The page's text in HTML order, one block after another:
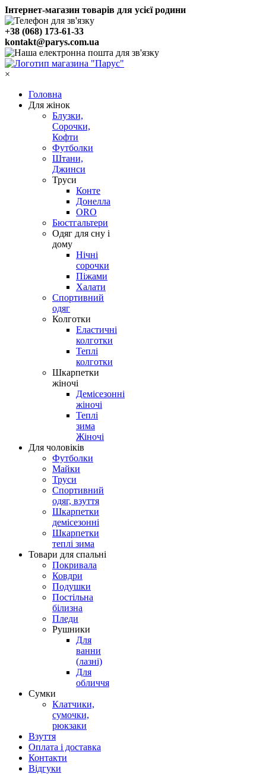
Інтернет-магазин товарів для усієї родини
+38 (068) 173-61-33
kontakt@parys.com.ua
×
Головна
Для жінок
Блузки,
Сорочки,
Кофти
Футболки
Штани,
Джинси
Труси
Конте
Донелла
ORO
Бюстгальтери
Одяг для сну і
дому
Нічні
сорочки
Піжами
Халати
Спортивний
одяг
Колготки
Еластичні
колготки
Теплі
колготки
Шкарпетки
жіночі
Демісезонні
жіночі
Теплі
зима
Жіночі
Для чоловіків
Футболки
Майки
Труси
Спортивний
одяг, взуття
Шкарпетки
демісезонні
Шкарпетки
теплі зима
Товари для спальні
Покривала
Ковдри
Подушки
Постільна
білизна
Пледи
Рушники
Для
ванни
(лазні)
Для
обличчя
Сумки
Клатчики,
сумочки,
рюкзаки
Взуття
Оплата і доставка
Контакти
Відгуки